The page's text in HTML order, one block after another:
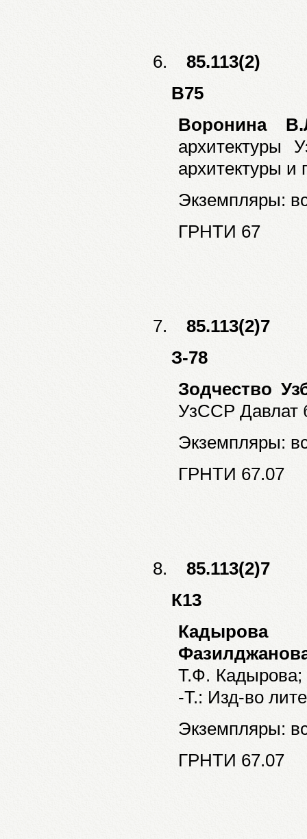
6.85.113(2)
В75
Воронина
архитектуры
архитектуры и
Экземпляры:
ГРНТИ 67
7.85.113(2)7
З-78
Зодчество
УзССР Давлат
Экземпляры:
ГРНТИ 67.07
8.85.113(2)7
К13
Т.Ф. Кадырова;
-Т.: Изд-во
Экземпляры:
ГРНТИ 67.07